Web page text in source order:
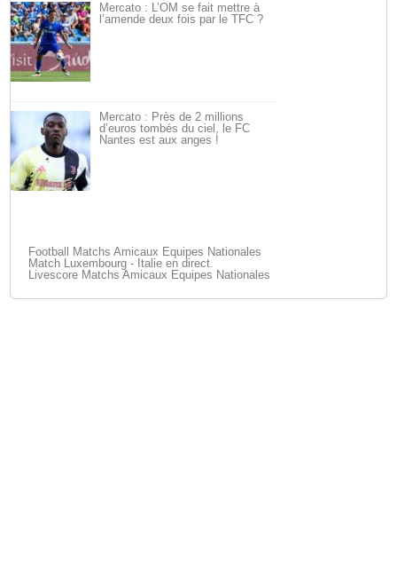
Mercato : L’OM se fait mettre à
l’amende deux fois par le TFC ?
Mercato : Près de 2 millions
d’euros tombés du ciel, le FC
Nantes est aux anges !
Football Matchs Amicaux Equipes Nationales
Match Luxembourg - Italie en direct.
Livescore Matchs Amicaux Equipes Nationales